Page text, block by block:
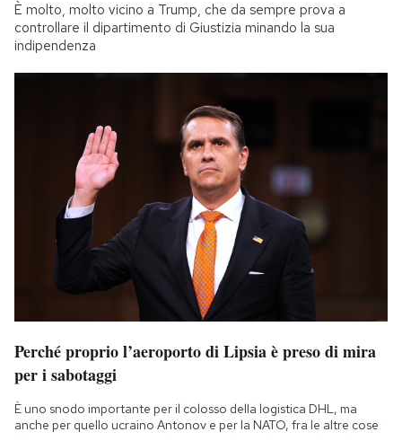
È molto, molto vicino a Trump, che da sempre prova a
controllare il dipartimento di Giustizia minando la sua
indipendenza
Perché proprio l’aeroporto di Lipsia è preso di mira
per i sabotaggi
È uno snodo importante per il colosso della logistica DHL, ma
anche per quello ucraino Antonov e per la NATO, fra le altre cose